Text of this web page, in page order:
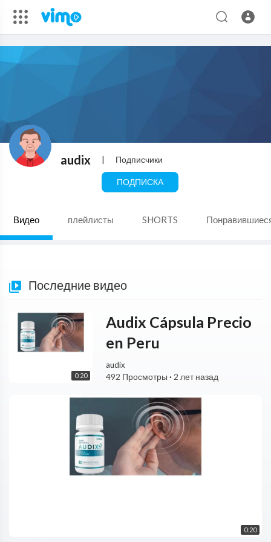
audix | Подписчики
ПОДПИСКА
Видео плейлисты SHORTS
Последние видео
0:20
Audix Cápsula Precio
en Peru
audix
492 Просмотры · 2 лет назад
0:20